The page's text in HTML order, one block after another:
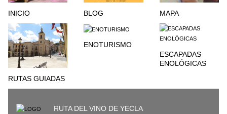
INICIO BLOG MAPA
RUTAS GUIADAS
ENOTURISMO
ESCAPADAS
ENOLÓGICAS
RUTA DEL VINO DE YECLA